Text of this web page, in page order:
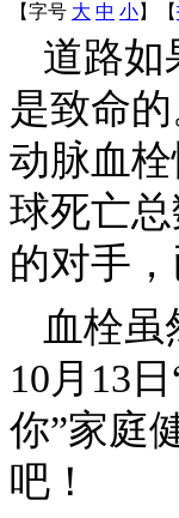
【字号 大 中 小】 【
道路如
是致命
动脉血
球死亡
的对手
血栓
10月13
你”家庭
吧！